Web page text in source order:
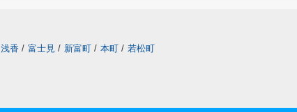
浅香 / 富士見 / 新富町 / 本町 / 若松町